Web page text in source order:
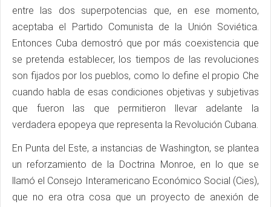
entre las dos superpotencias que, en ese momento,
aceptaba el Partido Comunista de la Unión Soviética.
Entonces Cuba demostró que por más coexistencia que
se pretenda establecer, los tiempos de las revoluciones
son fijados por los pueblos, como lo define el propio Che
cuando habla de esas condiciones objetivas y subjetivas
que fueron las que permitieron llevar adelante la
verdadera epopeya que representa la Revolución Cubana.
En Punta del Este, a instancias de Washington, se plantea
un reforzamiento de la Doctrina Monroe, en lo que se
llamó el Consejo Interamericano Económico Social (Cies),
que no era otra cosa que un proyecto de anexión de